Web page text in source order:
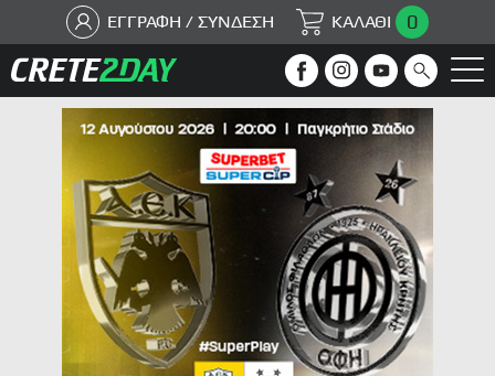
ΕΓΓΡΑΦΗ / ΣΥΝΔΕΣΗ ΚΑΛΑΘΙ 0